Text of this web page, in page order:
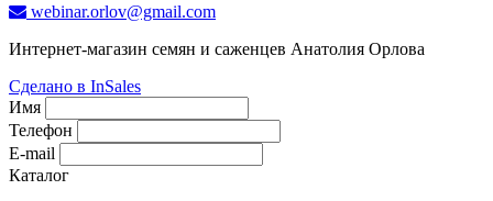
webinar.orlov@gmail.com
Интернет-магазин семян и саженцев Анатолия Орлова
Сделано в InSales
Имя
Телефон
E-mail
Каталог